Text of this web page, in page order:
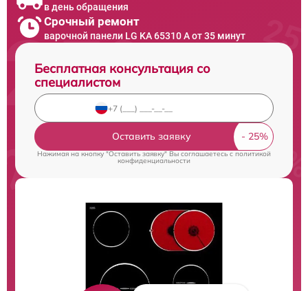
в день обращения
Срочный ремонт
варочной панели LG KA 65310 A от 35 минут
Бесплатная консультация со
специалистом
Оставить заявку
Нажимая на кнопку "Оставить заявку" Вы соглашаетесь cполитикой
конфиденциальности